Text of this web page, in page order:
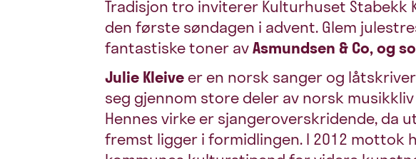
Tradisjon tro inviterer Kulturhuset Stabekk
den første søndagen i advent. Glem
fantastiske toner avAsmundsen & Co, og
Julie Kleiveer en norsk sanger og
seg gjennom store deler av norsk
Hennes virke er sjangeroverskridende, da
fremst ligger i formidlingen. I 2012 mottok